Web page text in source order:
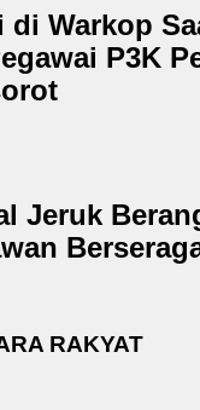
di Warkop
P3K
Jeruk
RAKYAT